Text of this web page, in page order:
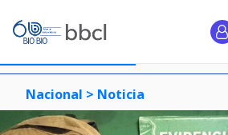
Nacional > Noticia